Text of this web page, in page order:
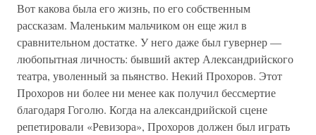
Вот какова была его жизнь, по его собственным
рассказам. Маленьким мальчиком он еще жил в
сравнительном достатке. У него даже был гувернер —
любопытная личность: бывший актер Александрийского
театра, уволенный за пьянство. Некий Прохоров. Этот
Прохоров ни более ни менее как получил бессмертие
благодаря Гоголю. Когда на александрийской сцене
репетировали «Ревизора», Прохоров должен был играть